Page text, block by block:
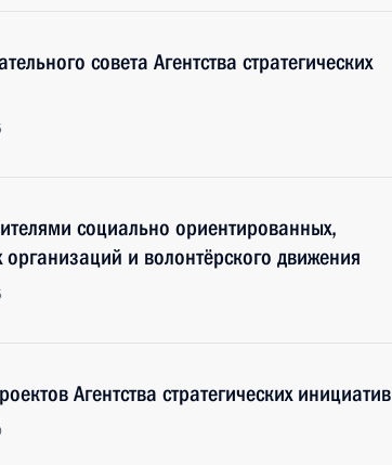
совета Агентства стратегических
социально ориентированных,
организаций и волонтёрского движения
Агентства стратегических инициатив